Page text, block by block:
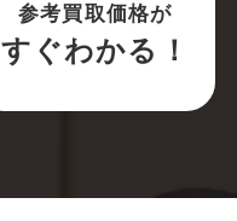
参考買取価格が
すぐわかる！